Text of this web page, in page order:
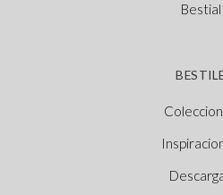
Bestial